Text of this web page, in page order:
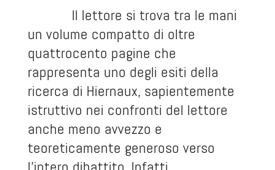
Il lettore si trova tra le mani
un volume compatto di oltre
quattrocento pagine che
rappresenta uno degli esiti della
ricerca di Hiernaux, sapientemente
istruttivo nei confronti del lettore
anche meno avvezzo e
teoreticamente generoso verso